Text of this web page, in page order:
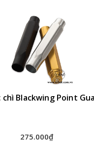
Blackwing Point
275.000₫